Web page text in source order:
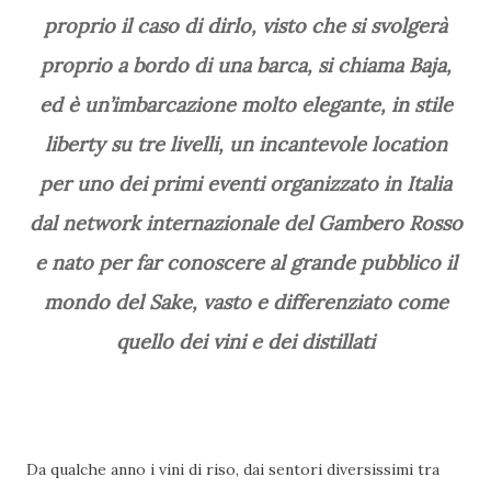
proprio il caso di dirlo, visto che si svolgerà
proprio a bordo di una barca, si chiama Baja,
ed è un’imbarcazione molto elegante, in stile
liberty su tre livelli, un incantevole location
per uno dei primi eventi organizzato in Italia
dal network internazionale del Gambero Rosso
e nato per far conoscere al grande pubblico il
mondo del Sake, vasto e differenziato come
quello dei vini e dei distillati
Da qualche anno i vini di riso, dai sentori diversissimi tra